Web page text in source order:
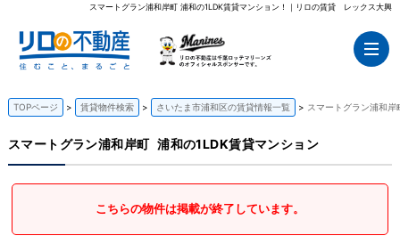
スマートグラン浦和岸町 浦和の1LDK賃貸マンション！｜リロの賃貸 レックス大興
TOPページ 賃貸物件検索 さいたま市浦和区の賃貸情報一覧 スマートグラン浦和
スマートグラン浦和岸町 浦和の1LDK賃貸マンション
こちらの物件は掲載が終了しています。